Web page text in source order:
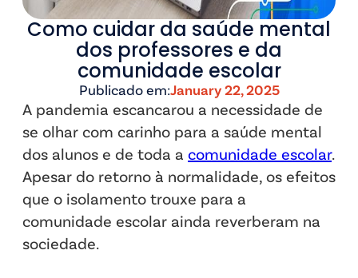
Como cuidar da saúde mental
dos professores e da
comunidade escolar
Publicado em:January 22, 2025
A pandemia escancarou a necessidade de
se olhar com carinho para a saúde mental
dos alunos e de toda a comunidade escolar.
Apesar do retorno à normalidade, os efeitos
que o isolamento trouxe para a
comunidade escolar ainda reverberam na
sociedade.